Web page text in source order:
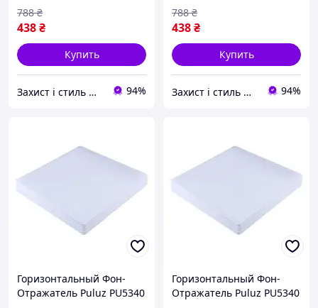
438₴
788 ₴
Купить
Захист і стиль — в одному магазині 94%
438₴
788 ₴
Купить
Захист і стиль — в одному магазині 94%
Горизонтальный Фон-
Отражатель Puluz PU5340
Горизонтальный Фон-
Отражатель Puluz PU5340